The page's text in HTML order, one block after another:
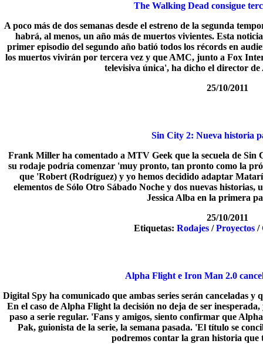
The Walking Dead consigue
A poco más de dos semanas desde el estreno de la segunda
habrá, al menos, un año más de muertos vivientes. Esta
primer episodio del segundo año batió todos los récords en
los muertos vivirán por tercera vez y que AMC, junto a Fox
televisiva única', ha dicho el director
25/10/2011
Sin City 2: Nueva historia
Frank Miller ha comentado a MTV Geek que la secuela de Sin
su rodaje podría comenzar 'muy pronto, tan pronto como la
que 'Robert (Rodríguez) y yo hemos decidido adaptar
elementos de Sólo Otro Sábado Noche y dos nuevas
Jessica Alba en la primera
25/10/2011
Etiquetas:Rodajes /Proyectos /
Alpha Flight e Iron Man 2.0
Digital Spy ha comunicado que ambas series serán canceladas y
En el caso de Alpha Flight la decisión no deja de ser
paso a serie regular. 'Fans y amigos, siento confirmar que
Pak, guionista de la serie, la semana pasada. 'El título se
podremos contar la gran historia que